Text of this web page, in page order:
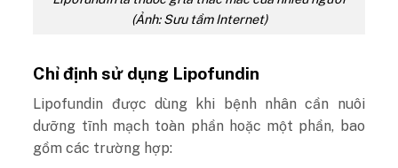
(Ảnh: Sưu tầm Internet)
Chỉ định sử dụng Lipofundin
Lipofundin được dùng khi bệnh nhân cần nuôi
dưỡng tĩnh mạch toàn phần hoặc một phần, bao
gồm các trường hợp: